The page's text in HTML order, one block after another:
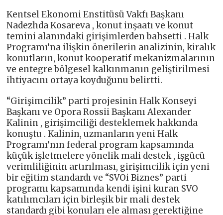
Kentsel Ekonomi Enstitüsü Vakfı Başkanı
Nadezhda Kosareva , konut inşaatı ve konut
temini alanındaki girişimlerden bahsetti . Halk
Programı’na ilişkin önerilerin analizinin, kiralık
konutların, konut kooperatif mekanizmalarının
ve entegre bölgesel kalkınmanın geliştirilmesi
ihtiyacını ortaya koyduğunu belirtti.
“Girişimcilik” parti projesinin Halk Konseyi
Başkanı ve Opora Rossii Başkanı Alexander
Kalinin , girişimciliği desteklemek hakkında
konuştu . Kalinin, uzmanların yeni Halk
Programı’nın federal program kapsamında
küçük işletmelere yönelik mali destek , işgücü
verimliliğinin artırılması, girişimcilik için yeni
bir eğitim standardı ve “SVOi Biznes” parti
programı kapsamında kendi işini kuran SVO
katılımcıları için birleşik bir mali destek
standardı gibi konuları ele alması gerektiğine